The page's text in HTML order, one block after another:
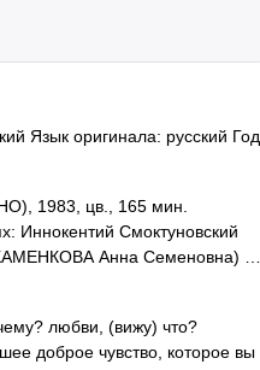
Язык оригинала: русский Год
1983, цв., 165 мин.
Иннокентий Смоктуновский
Анна Семеновна) …
любви, (вижу) что?
доброе чувство, которое вы